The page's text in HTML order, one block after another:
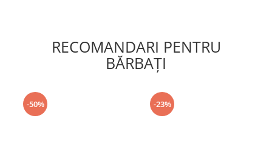
RECOMANDARI PENTRU
BĂRBAŢI
-50% -23%